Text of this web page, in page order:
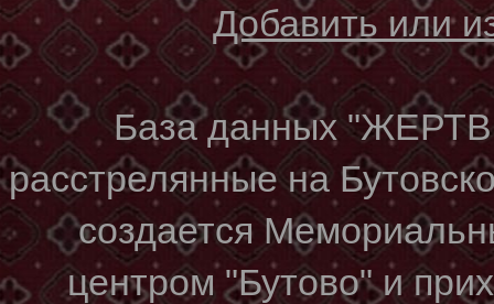
Добавить или
База данных
расстрелянные на
создается
центром "Бутово" и